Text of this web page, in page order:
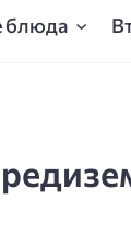
блюда